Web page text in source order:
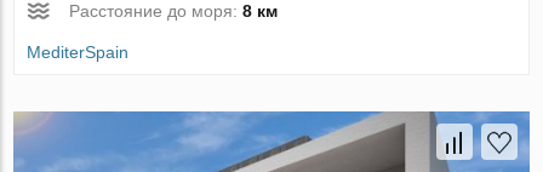
Расстояние до моря:8 км
MediterSpain